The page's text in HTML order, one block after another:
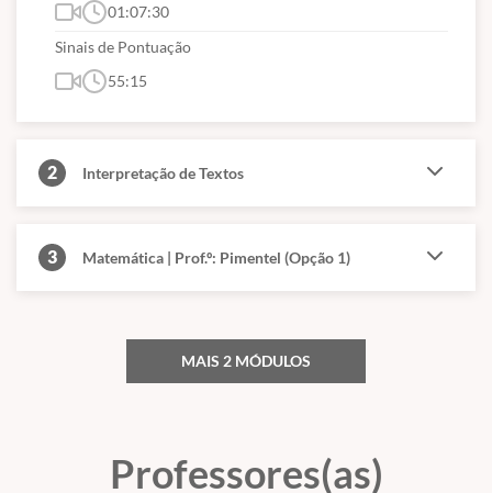
01:07:30
Sinais de Pontuação
55:15
2 Interpretação de Textos
3 Matemática | Prof.º: Pimentel (Opção 1)
MAIS 2 MÓDULOS
Professores(as)